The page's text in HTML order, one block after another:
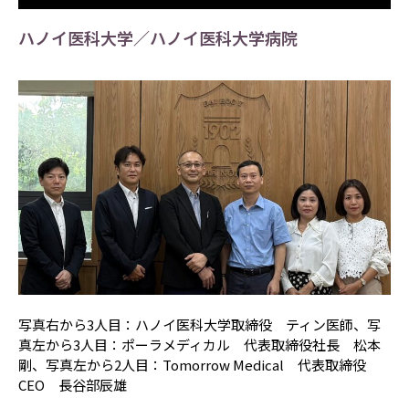
ハノイ医科大学／ハノイ医科大学病院
写真右から3人目：ハノイ医科大学取締役 ティン医師、写
真左から3人目：ポーラメディカル 代表取締役社長 松本
剛、写真左から2人目：Tomorrow Medical 代表取締役
CEO 長谷部辰雄